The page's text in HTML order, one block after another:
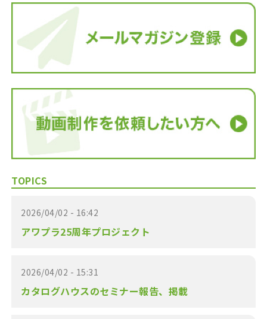
TOPICS
2026/04/02 - 16:42
アワプラ25周年プロジェクト
2026/04/02 - 15:31
カタログハウスのセミナー報告、掲載